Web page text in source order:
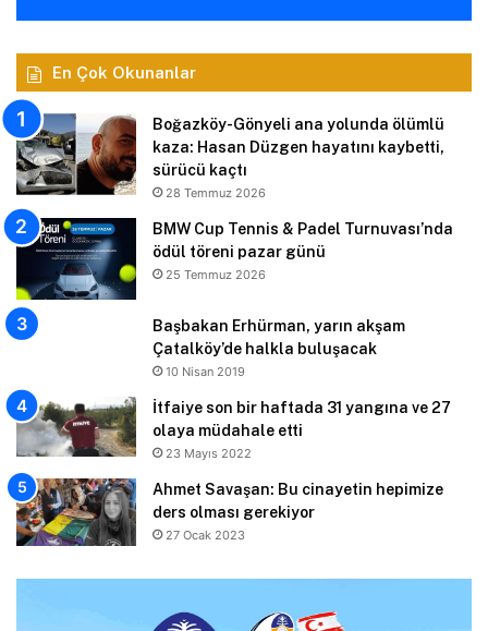
En Çok Okunanlar
Boğazköy-Gönyeli ana yolunda ölümlü
kaza: Hasan Düzgen hayatını kaybetti,
sürücü kaçtı
28 Temmuz 2026
BMW Cup Tennis & Padel Turnuvası’nda
ödül töreni pazar günü
25 Temmuz 2026
Başbakan Erhürman, yarın akşam
Çatalköy’de halkla buluşacak
10 Nisan 2019
İtfaiye son bir haftada 31 yangına ve 27
olaya müdahale etti
23 Mayıs 2022
Ahmet Savaşan: Bu cinayetin hepimize
ders olması gerekiyor
27 Ocak 2023